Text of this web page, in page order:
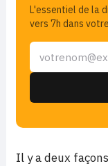
L'essentiel de la
vers 7h dans
Il y a deux